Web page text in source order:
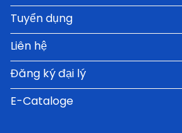
Tuyển dụng
Liên hệ
Đăng ký đại lý
E-Cataloge